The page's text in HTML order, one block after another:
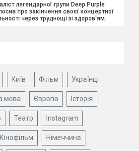
легендарної групи Deep Purple
про закінчення своєї концертної
через труднощі зі здоров'ям.
Київ Фільм Українці
мова Європа Історія
Театр Instagram
Кінофільм Німеччина